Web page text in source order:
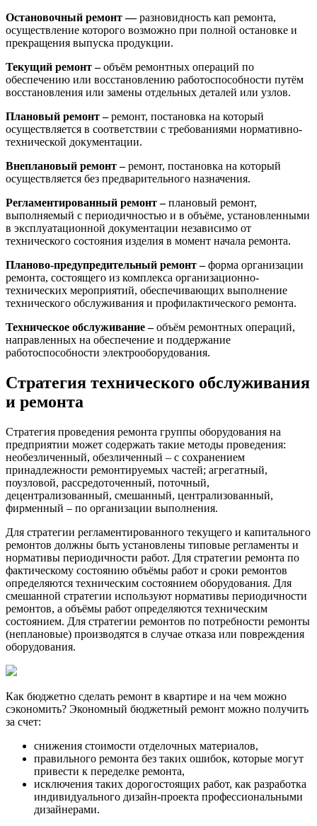
Остановочный ремонт —разновидность кап ремонта,
осуществление которого возможно при полной остановке и
прекращения выпуска продукции.
Текущий ремонт –объём ремонтных операций по
обеспечению или восстановлению работоспособности путём
восстановления или замены отдельных деталей или узлов.
Плановый ремонт –ремонт, постановка на который
осуществляется в соответствии с требованиями нормативно-
технической документации.
Внеплановый ремонт –ремонт, постановка на который
осуществляется без предварительного назначения.
Регламентированный ремонт –плановый ремонт,
выполняемый с периодичностью и в объёме, установленными
в эксплуатационной документации независимо от
технического состояния изделия в момент начала ремонта.
Планово-предупредительный ремонт –форма организации
ремонта, состоящего из комплекса организационно-
технических мероприятий, обеспечивающих выполнение
технического обслуживания и профилактического ремонта.
Техническое обслуживание –объём ремонтных операций,
направленных на обеспечение и поддержание
работоспособности электрооборудования.
Стратегия технического обслуживания
и ремонта
Стратегия проведения ремонта группы оборудования на
предприятии может содержать такие методы проведения:
необезличенный, обезличенный – с сохранением
принадлежности ремонтируемых частей; агрегатный,
поузловой, рассредоточенный, поточный,
децентрализованный, смешанный, централизованный,
фирменный – по организации выполнения.
Для стратегии регламентированного текущего и капитального
ремонтов должны быть установлены типовые регламенты и
нормативы периодичности работ. Для стратегии ремонта по
фактическому состоянию объёмы работ и сроки ремонтов
определяются техническим состоянием оборудования. Для
смешанной стратегии используют нормативы периодичности
ремонтов, а объёмы работ определяются техническим
состоянием. Для стратегии ремонтов по потребности ремонты
(неплановые) производятся в случае отказа или повреждения
оборудования.
Как бюджетно сделать ремонт в квартире и на чем можно
сэкономить? Экономный бюджетный ремонт можно получить
за счет:
снижения стоимости отделочных материалов,
правильного ремонта без таких ошибок, которые могут
привести к переделке ремонта,
исключения таких дорогостоящих работ, как разработка
индивидуального дизайн-проекта профессиональными
дизайнерами.